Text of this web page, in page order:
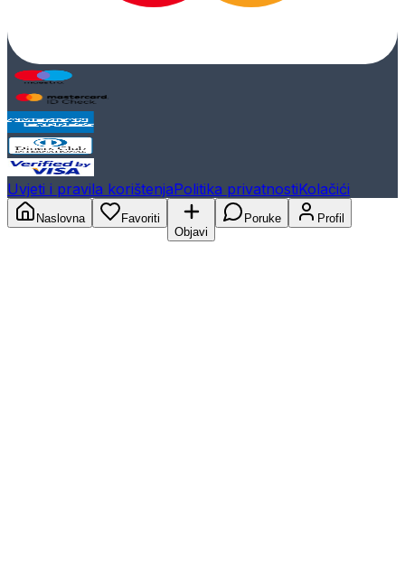
Uvjeti i pravila korištenjaPolitika privatnostiKolačići
Naslovna
Favoriti
Objavi
Poruke Profil